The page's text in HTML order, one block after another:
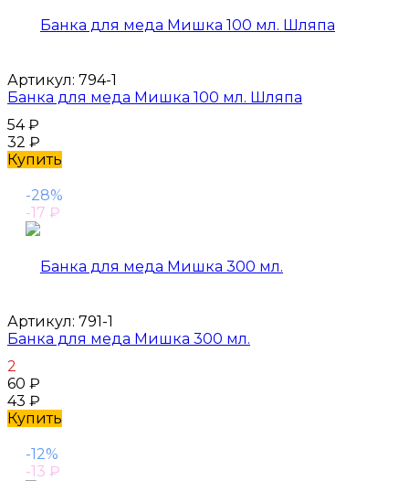
Артикул: 794-1
Банка для меда Мишка 100 мл. Шляпа
54₽
32 ₽
Купить
-28%
-17 ₽
Артикул: 791-1
Банка для меда Мишка 300 мл.
2
60 ₽
43 ₽
Купить
-12%
-13 ₽